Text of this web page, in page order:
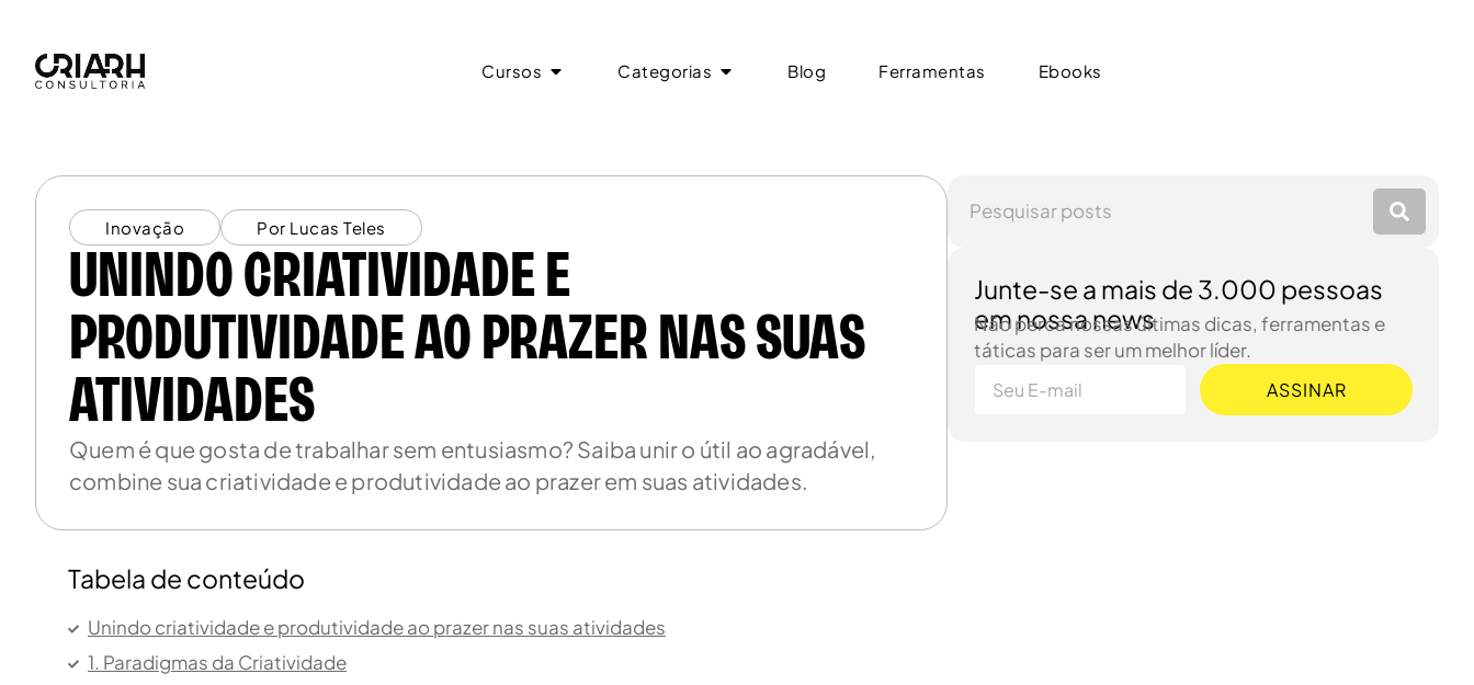
Cursos
Categorias
Blog
Ferramentas
Ebooks
Inovação Por Lucas Teles
UNINDO CRIATIVIDADE E
PRODUTIVIDADE AO PRAZER NAS SUAS
ATIVIDADES
Quem é que gosta de trabalhar sem entusiasmo? Saiba unir o útil ao agradável,
combine sua criatividade e produtividade ao prazer em suas atividades.
Tabela de conteúdo
Unindo criatividade e produtividade ao prazer nas suas atividades
1. Paradigmas da Criatividade
Junte-se a mais de 3.000 pessoas
em nossa news
Não perca nossas últimas dicas, ferramentas e
táticas para ser um melhor líder.
ASSINAR